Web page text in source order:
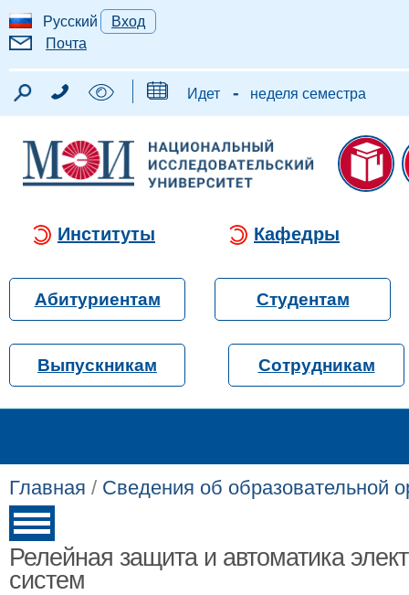
Русский
Вход
Почта
Идет - неделя семестра
Институты Кафедры
Абитуриентам Студентам
Выпускникам Сотрудникам
Главная / Сведения об образовательной
Релейная защита и автоматика
систем